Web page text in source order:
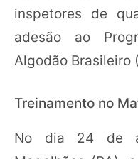
inspetores de
adesão ao
Algodão Brasileiro
Treinamento no
No dia 24 de